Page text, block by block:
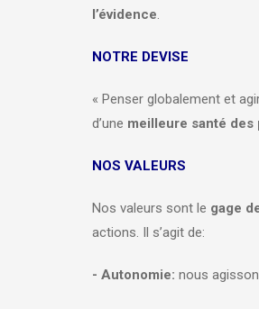
l’évidence.
NOTRE DEVISE
« Penser globalement et
d’une meilleure santé des
NOS VALEURS
Nos valeurs sont le gage
actions. Il s’agit de:
- Autonomie: nous